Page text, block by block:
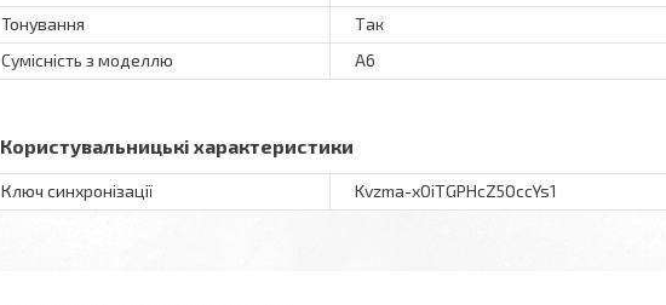
Тонування
Так
Сумісність з моделлю
A6
Користувальницькі характеристики
Ключ синхронізації Kvzma-xOiTGPHcZ5OccYs1